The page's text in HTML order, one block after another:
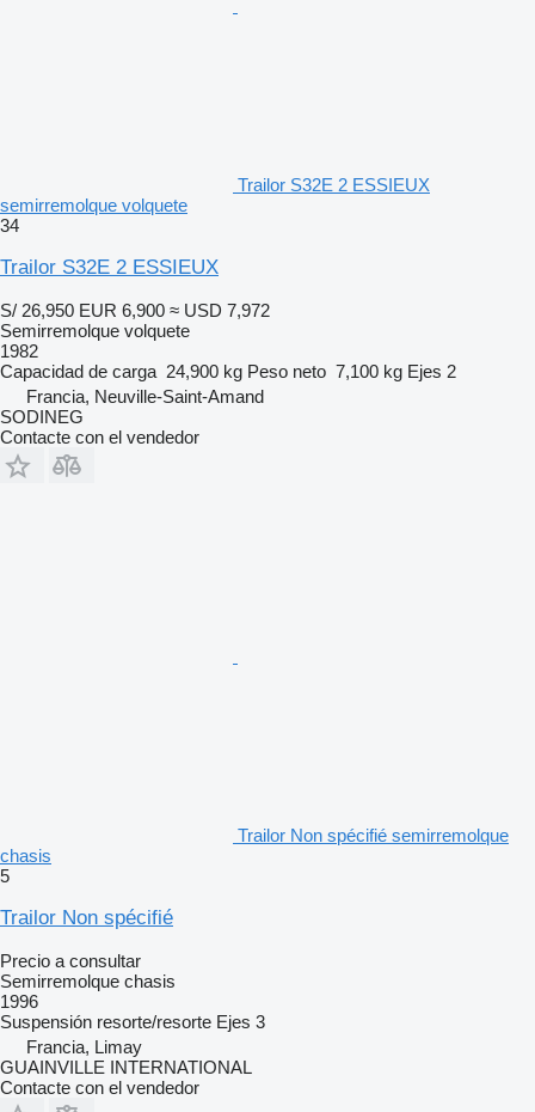
Trailor S32E 2 ESSIEUX
semirremolque volquete
34
Trailor S32E 2 ESSIEUX
S/ 26,950 EUR 6,900 ≈ USD 7,972
Semirremolque volquete
1982
Capacidad de carga 24,900 kg Peso neto 7,100 kg Ejes 2
Francia, Neuville-Saint-Amand
SODINEG
Contacte con el vendedor
Trailor Non spécifié semirremolque
chasis
5
Trailor Non spécifié
Precio a consultar
Semirremolque chasis
1996
Suspensión resorte/resorte Ejes 3
Francia, Limay
GUAINVILLE INTERNATIONAL
Contacte con el vendedor